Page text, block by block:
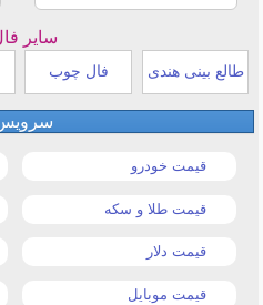
سایر
طالع بینی هندی فال چوب
قیمت خودرو
قیمت طلا و سکه
قیمت دلار
قیمت موبایل